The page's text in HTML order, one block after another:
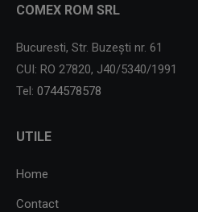
COMEX ROM SRL
Bucuresti, Str. Buzești nr. 61
CUI: RO 27820, J40/5340/1991
Tel: 0744578578
UTILE
Home
Contact